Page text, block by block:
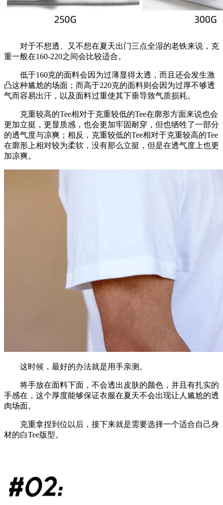
对于不想透、又不想在夏天出门三点全湿的老铁来说，克
重一般在160-220之间会比较适合。
低于160克的面料会因为过薄显得太透，而且还会发生激
凸这种尴尬的场面；而高于220克的面料则会因为过厚不够透
气而容易出汗，以及面料过重使其下垂导致气质损耗。
克重较高的Tee相对于克重较低的Tee在廓形方面来说也会
更加立挺，更显质感，也会更加牢固耐穿，但也牺牲了一部分
的透气度与凉爽；相反，克重较低的Tee相对于克重较高的Tee
在廓形上相对较为柔软，没有那么立挺，但是在透气度上也更
加凉爽。
这时候，最好的办法就是用手亲测。
将手放在面料下面，不会透出皮肤的颜色，并且有扎实的
手感在，这个厚度能够保证衣服在夏天不会出现让人尴尬的透
肉场面。
克重拿捏到位以后，接下来就是需要选择一个适合自己身
材的白Tee版型。